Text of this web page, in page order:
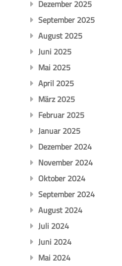
Dezember 2025
September 2025
August 2025
Juni 2025
Mai 2025
April 2025
März 2025
Februar 2025
Januar 2025
Dezember 2024
November 2024
Oktober 2024
September 2024
August 2024
Juli 2024
Juni 2024
Mai 2024